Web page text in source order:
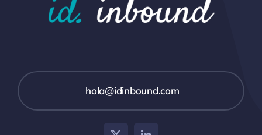
hola@idinbound.com